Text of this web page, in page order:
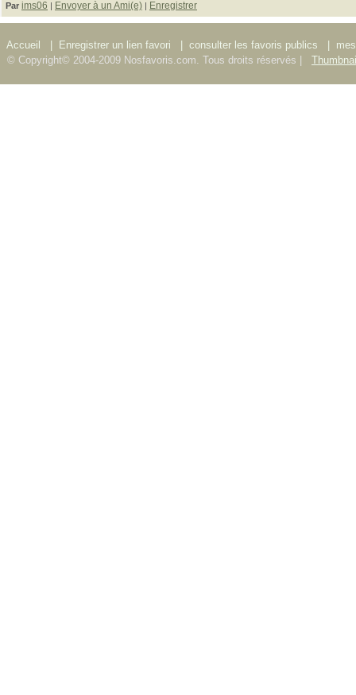
Par ims06 | Envoyer à un Ami(e) | Enregistrer
Accueil Enregistrer un lien favori consulter les favoris publics
© Copyright© 2004-2009 Nosfavoris.com. Tous droits réservés |